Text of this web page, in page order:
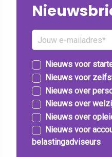
Nieuws voor
Nieuws voor
Nieuws over
Nieuws over
Nieuws over
Nieuws voor
belastingadviseurs